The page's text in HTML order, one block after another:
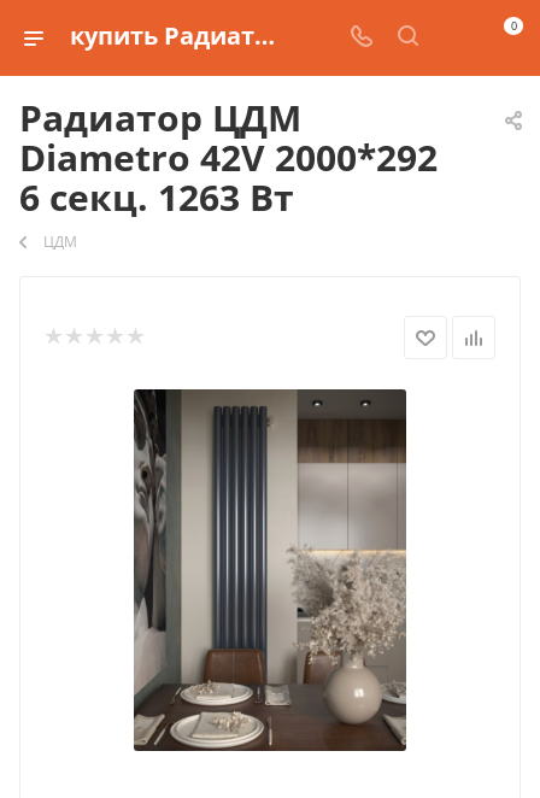
купить Радиатор ЦДМ Diametro 42V 2000*292 6 секц. 1263 Вт 0
Радиатор ЦДМ
Diametro 42V 2000*292
6 секц. 1263 Вт
ЦДМ